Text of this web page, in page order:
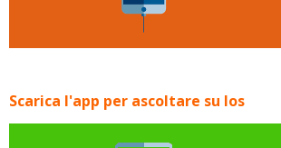
Scarica l'app per ascoltare su Ios